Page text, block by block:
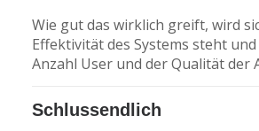
Wie gut das wirklich greift, wird
Effektivität des Systems steht
Anzahl User und der Qualität der
Schlussendlich